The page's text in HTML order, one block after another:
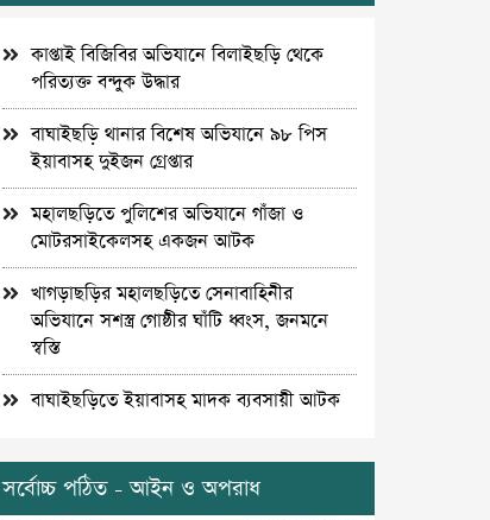
কাপ্তাই বিজিবির অভিযানে বিলাইছড়ি থেকে
পরিত্যক্ত বন্দুক উদ্ধার
বাঘাইছড়ি থানার বিশেষ অভিযানে ৯৮ পিস
ইয়াবাসহ দুইজন গ্রেপ্তার
মহালছড়িতে পুলিশের অভিযানে গাঁজা ও
মোটরসাইকেলসহ একজন আটক
খাগড়াছড়ির মহালছড়িতে সেনাবাহিনীর
অভিযানে সশস্ত্র গোষ্ঠীর ঘাঁটি ধ্বংস, জনমনে
স্বস্তি
বাঘাইছড়িতে ইয়াবাসহ মাদক ব্যবসায়ী আটক
সর্বোচ্চ পঠিত - আইন ও অপরাধ